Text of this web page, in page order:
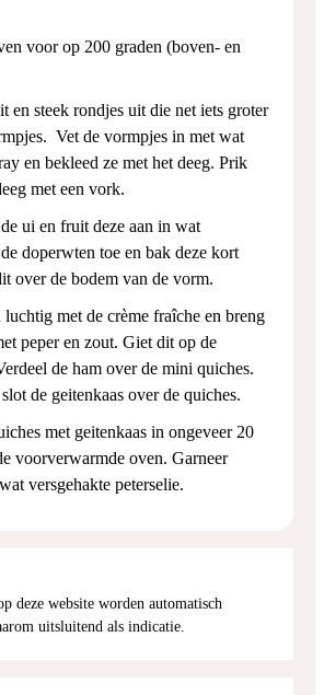
voor op 200 graden (boven- en
en steek rondjes uit die net iets groter
Vet de vormpjes in met wat
en bekleed ze met het deeg. Prik
met een vork.
ui en fruit deze aan in wat
doperwten toe en bak deze kort
over de bodem van de vorm.
met de crème fraîche en breng
peper en zout. Giet dit op de
de ham over de mini quiches.
de geitenkaas over de quiches.
met geitenkaas in ongeveer 20
voorverwarmde oven. Garneer
versgehakte peterselie.
uitsluitend als indicatie.